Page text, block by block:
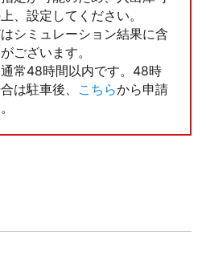
、設定してください。
シミュレーション結果に含
ございます。
常48時間以内です。48時
は駐車後、
こちらから申請